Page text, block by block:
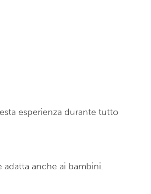
esperienza durante tutto
adatta anche ai bambini.